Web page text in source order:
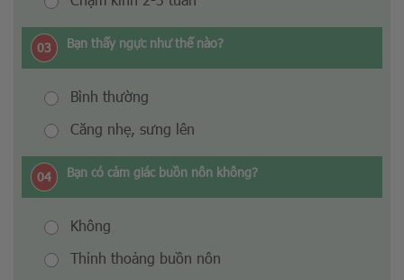
03 Bạn thấy ngực như thế nào?
Bình thường
Căng nhẹ, sưng lên
04 Bạn có cảm giác buồn nôn không?
Không
Thỉnh thoảng buồn nôn